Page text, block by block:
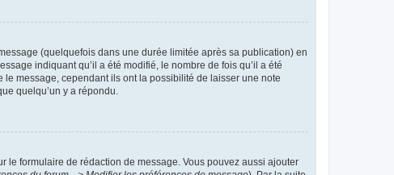
(quelquefois dans une durée limitée après sa publication) en
indiquant qu’il a été modifié, le nombre de fois qu’il a été
message, cependant ils ont la possibilité de laisser une note
quelqu’un y a répondu.
le formulaire de rédaction de message. Vous pouvez aussi ajouter